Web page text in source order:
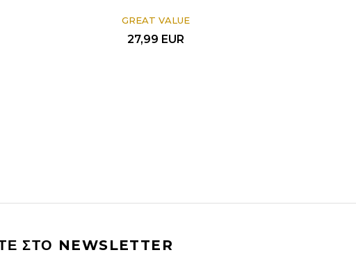
GREAT VALUE
27,99 EUR
ΣΤΟ NEWSLETTER